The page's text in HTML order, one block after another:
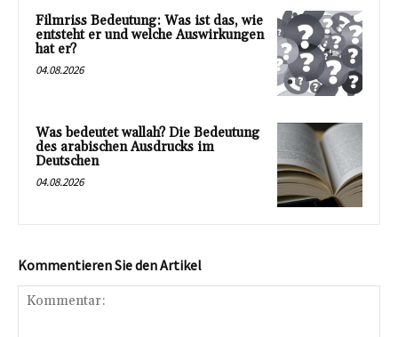
Filmriss Bedeutung: Was ist das, wie
entsteht er und welche Auswirkungen
hat er?
04.08.2026
Was bedeutet wallah? Die Bedeutung
des arabischen Ausdrucks im
Deutschen
04.08.2026
Kommentieren Sie den Artikel